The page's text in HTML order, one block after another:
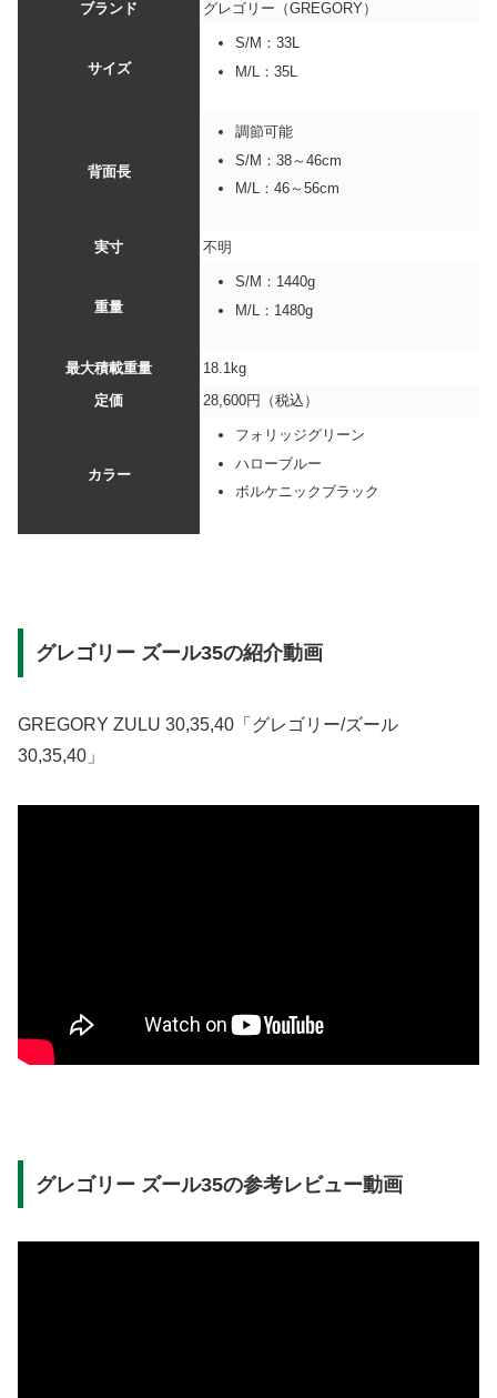
ブランド グレゴリー（GREGORY）
サイズ
S/M：33L
M/L：35L
背面長
調節可能
S/M：38～46cm
M/L：46～56cm
実寸 不明
重量
S/M：1440g
M/L：1480g
最大積載重量
18.1kg
定価
28,600円（税込）
カラー
フォリッジグリーン
ハローブルー
ボルケニックブラック
グレゴリー ズール35の紹介動画
GREGORY ZULU 30,35,40「グレゴリー/ズール
30,35,40」
グレゴリー ズール35の参考レビュー動画